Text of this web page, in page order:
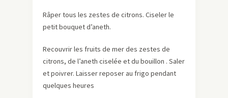
Râper tous les zestes de citrons. Ciseler le
petit bouquet d’aneth.
Recouvrir les fruits de mer des zestes de
citrons, de l’aneth ciselée et du bouillon . Saler
et poivrer. Laisser reposer au frigo pendant
quelques heures